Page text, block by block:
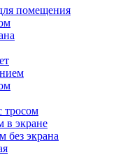
помещения
тросом
в экране
без экрана